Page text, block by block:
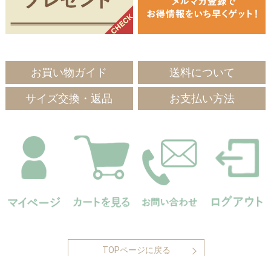
お買い物ガイド 送料について
サイズ交換・返品 お支払い方法
TOPページに戻る